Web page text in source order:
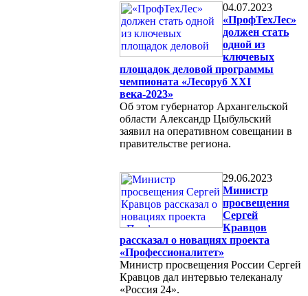
04.07.2023
«ПрофТехЛес»
должен стать
одной из
ключевых
площадок деловой программы
чемпионата «Лесоруб XXI
века-2023»
Об этом губернатор Архангельской
области Александр Цыбульский
заявил на оперативном совещании в
правительстве региона.
29.06.2023
Министр
просвещения
Сергей
Кравцов
рассказал о новациях проекта
«Профессионалитет»
Министр просвещения России Сергей
Кравцов дал интервью телеканалу
«Россия 24».